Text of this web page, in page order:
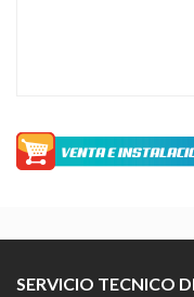
SERVICIO TECNICO